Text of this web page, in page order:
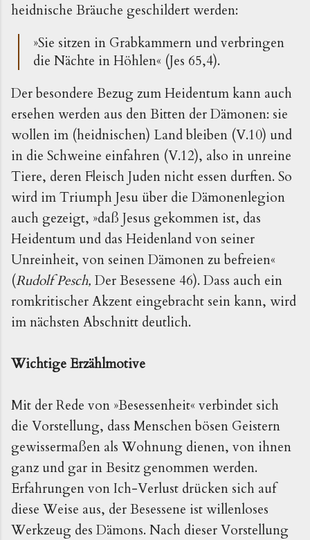
heidnische Bräuche geschildert werden:
»Sie sitzen in Grabkammern und verbringen
die Nächte in Höhlen« (Jes 65,4).
Der besondere Bezug zum Heidentum kann auch
ersehen werden aus den Bitten der Dämonen: sie
wollen im (heidnischen) Land bleiben (V.10) und
in die Schweine einfahren (V.12), also in unreine
Tiere, deren Fleisch Juden nicht essen durften. So
wird im Triumph Jesu über die Dämonenlegion
auch gezeigt, »daß Jesus gekommen ist, das
Heidentum und das Heidenland von seiner
Unreinheit, von seinen Dämonen zu befreien«
(Rudolf Pesch, Der Besessene 46). Dass auch ein
romkritischer Akzent eingebracht sein kann, wird
im nächsten Abschnitt deutlich.
Wichtige Erzählmotive
Mit der Rede von »Besessenheit« verbindet sich
die Vorstellung, dass Menschen bösen Geistern
gewissermaßen als Wohnung dienen, von ihnen
ganz und gar in Besitz genommen werden.
Erfahrungen von Ich-Verlust drücken sich auf
diese Weise aus, der Besessene ist willenloses
Werkzeug des Dämons. Nach dieser Vorstellung